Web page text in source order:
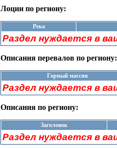
Лоции по региону:
Река
Раздел нуждается в
Описания перевалов по региону:
Горный массив
Раздел нуждается в
Описания по региону:
Заголовок
Раздел нуждается в